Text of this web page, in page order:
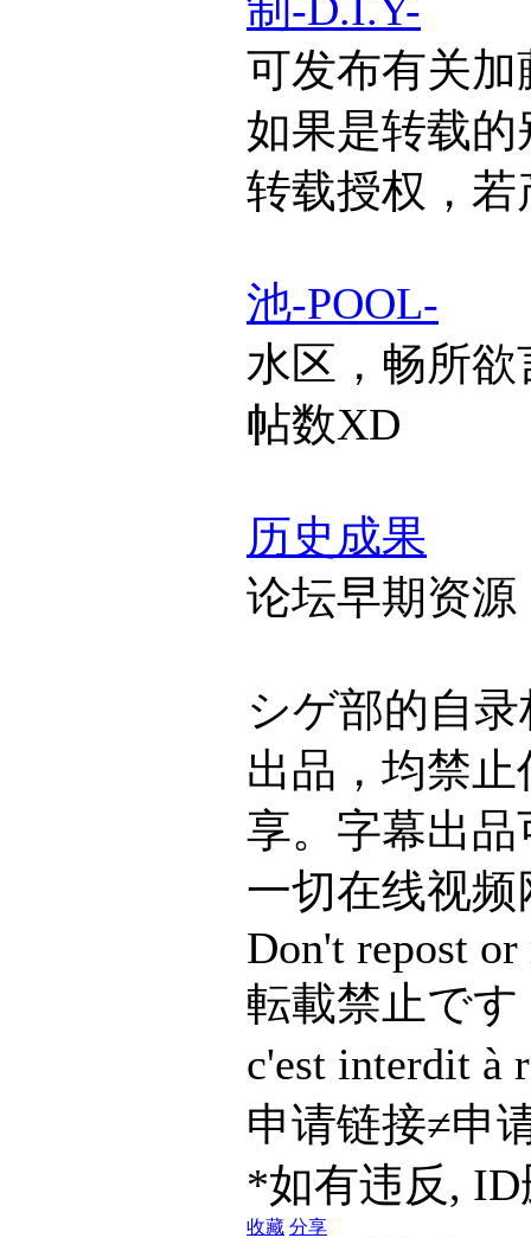
可发布有关
如果是转载
转载授权，
池-POOL-
水区，畅所
帖数XD
历史成果
论坛早期资
シゲ部的自
出品，均禁
享。字幕出
一切在线视频
Don't repost
転載禁止です
c'est interdit à
申请链接≠申
*如有违反,
收藏 分享